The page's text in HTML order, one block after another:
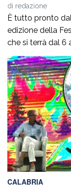
di redazione
È tutto pronto
edizione della
che si terrà dal 6
prime due
portato
della cultura
CALABRIA